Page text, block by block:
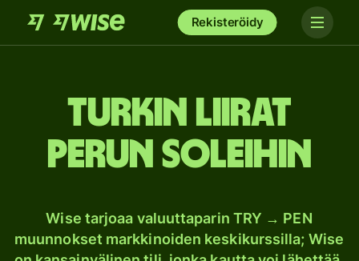
Rekisteröidy
Turkin liirat
Perun soleihin
Wise tarjoaa valuuttaparin TRY → PEN
muunnokset markkinoiden keskikurssilla; Wise